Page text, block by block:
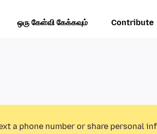
ஒரு கேள்வி கேக்கவும் Contribute
a phone number or share personal